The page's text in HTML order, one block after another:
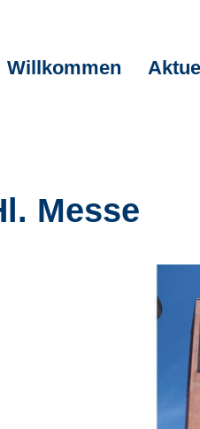
Willkommen
Messe